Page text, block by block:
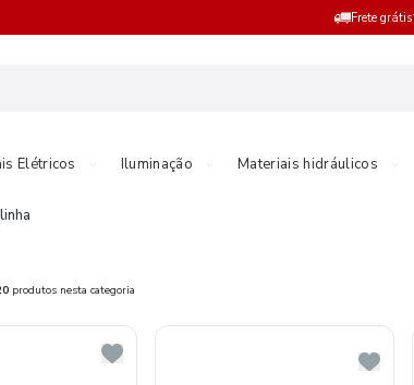
Frete
Elétricos Iluminação Materiais hidráulicos
produtos nesta categoria